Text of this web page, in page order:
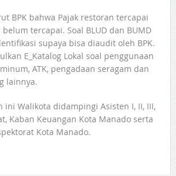
BPK bahwa Pajak restoran tercapai
tercapai. Soal BLUD dan BUMD
supaya bisa diaudit oleh BPK.
E_Katalog Lokal soal penggunaan
ATK, pengadaan seragam dan
lainnya.
ini Walikota didampingi Asisten I, II, III,
Kaban Keuangan Kota Manado serta
Kota Manado.